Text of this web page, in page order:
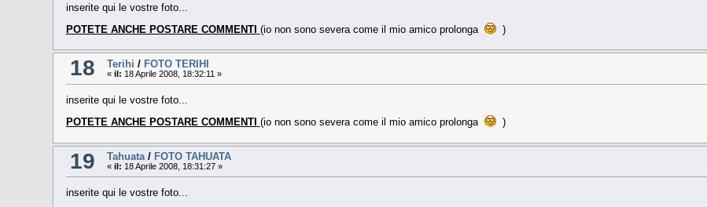
inserite qui le vostre foto...
POTETE ANCHE POSTARE COMMENTI (io non sono severa come il mio amico prolonga )
18 Terihi / FOTO TERIHI
« il: 18 Aprile 2008, 18:32:11 »
inserite qui le vostre foto...
POTETE ANCHE POSTARE COMMENTI (io non sono severa come il mio amico prolonga )
19 Tahuata/ FOTO TAHUATA
« il: 18 Aprile 2008, 18:31:27 »
inserite qui le vostre foto...